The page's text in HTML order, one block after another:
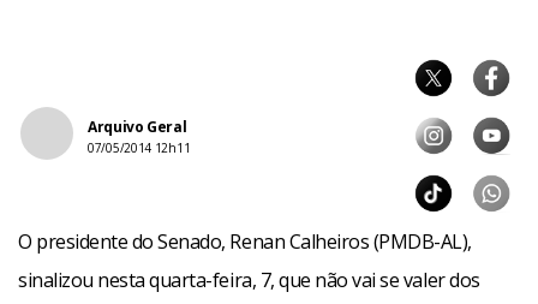
Arquivo Geral
07/05/2014 12h11
O presidente do Senado, Renan Calheiros (PMDB-AL),
sinalizou nesta quarta-feira, 7, que não vai se valer dos